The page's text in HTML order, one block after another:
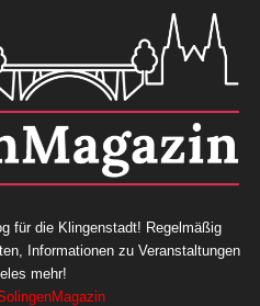
für die Klingenstadt! Regelmäßig
Informationen zu Veranstaltungen
mehr!